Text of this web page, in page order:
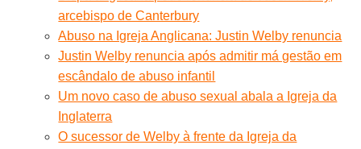
arcebispo de Canterbury
Abuso na Igreja Anglicana: Justin Welby renuncia
Justin Welby renuncia após admitir má gestão em
escândalo de abuso infantil
Um novo caso de abuso sexual abala a Igreja da
Inglaterra
O sucessor de Welby à frente da Igreja da